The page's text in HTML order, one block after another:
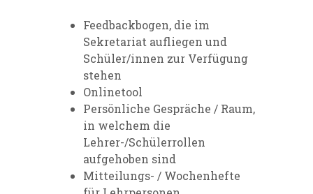
Feedbackbogen, die im
Sekretariat aufliegen und
Schüler/innen zur Verfügung
stehen
Onlinetool
Persönliche Gespräche / Raum,
in welchem die
Lehrer-/Schülerrollen
aufgehoben sind
Mitteilungs- / Wochenhefte